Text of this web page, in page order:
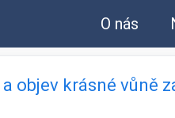
O nás
objev krásné vůně